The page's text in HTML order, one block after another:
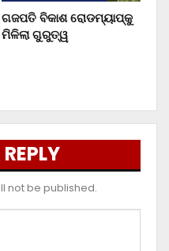
ଗଜପତି ବିକାଶ ରୋଡମ୍ୟାପ୍‌କୁ
ମିଳିଲା ଗୁରୁତ୍ୱ
not be published.